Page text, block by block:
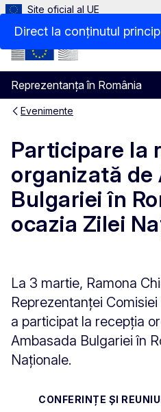
Direct la conținutul
Site oficial al UE
Reprezentanța în România
Menu
Evenimente
Participare la
organizată de
Bulgariei în
ocazia Zilei
La 3 martie, Ramona
Reprezentanței
a participat la recepția
Ambasada Bulgariei în
Naționale.
CONFERINȚE ȘI